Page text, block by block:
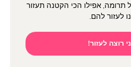
תרומה, אפילו הכי הקטנה תעזור
לעזור להם.
רוצה לעזור!